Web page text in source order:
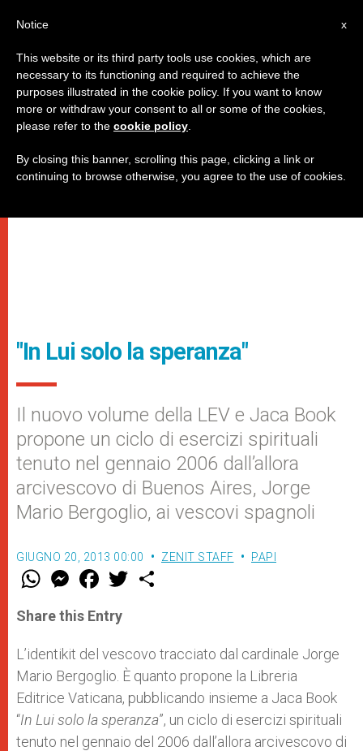
"In Lui solo la speranza"
Il nuovo volume della LEV e Jaca Book
propone un ciclo di esercizi spirituali
tenuto nel gennaio 2006 dall’allora
arcivescovo di Buenos Aires, Jorge
Mario Bergoglio, ai vescovi spagnoli
GIUGNO 20, 2013 00:00 ZENIT STAFF PAPI
W
t
s
p
p
M
e
s
e
g
e
r
F
a
e
b
o
k
w
r
Share this Entry
L’identikit del vescovo tracciato dal cardinale Jorge
Mario Bergoglio. È quanto propone la Libreria
Editrice Vaticana, pubblicando insieme a Jaca Book
“In Lui solo la speranza”, un ciclo di esercizi spirituali
tenuto nel gennaio del 2006 dall’allora arcivescovo di
x
Notice
This website or its third party tools use cookies, which are
necessary to its functioning and required to achieve the
purposes illustrated in the cookie policy. If you want to know
more or withdraw your consent to all or some of the cookies,
please refer to the cookie policy
By closing this banner, scrolling this page, clicking a link or
continuing to browse otherwise, you agree to the use of cookies.